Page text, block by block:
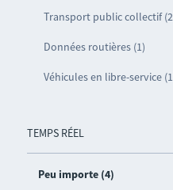
Transport public collectif
Données routières (1)
Véhicules en libre-service
TEMPS RÉEL
Peu importe (4)